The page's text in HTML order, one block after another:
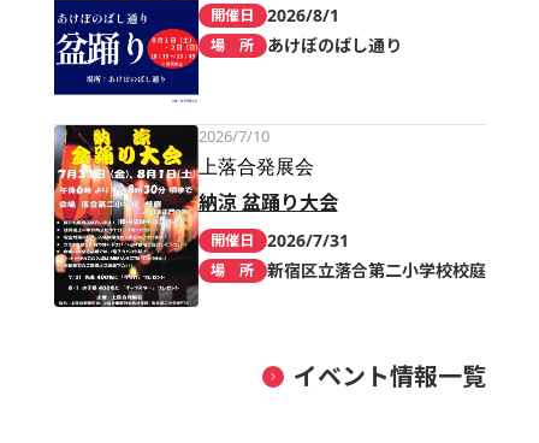
開催日 2026/8/1
場 所 あけぼのばし通り
2026/7/10
上落合発展会
納涼 盆踊り大会
開催日 2026/7/31
場 所 新宿区立落合第二小学校校庭
イベント情報一覧